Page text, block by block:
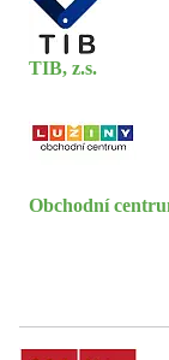
TIB, z.s.
Obchodní